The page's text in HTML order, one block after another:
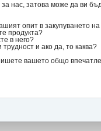
нас, затова може да ви
опит в закупуването на
продукта?
в него?
и ако да, то каква?
вашето общо